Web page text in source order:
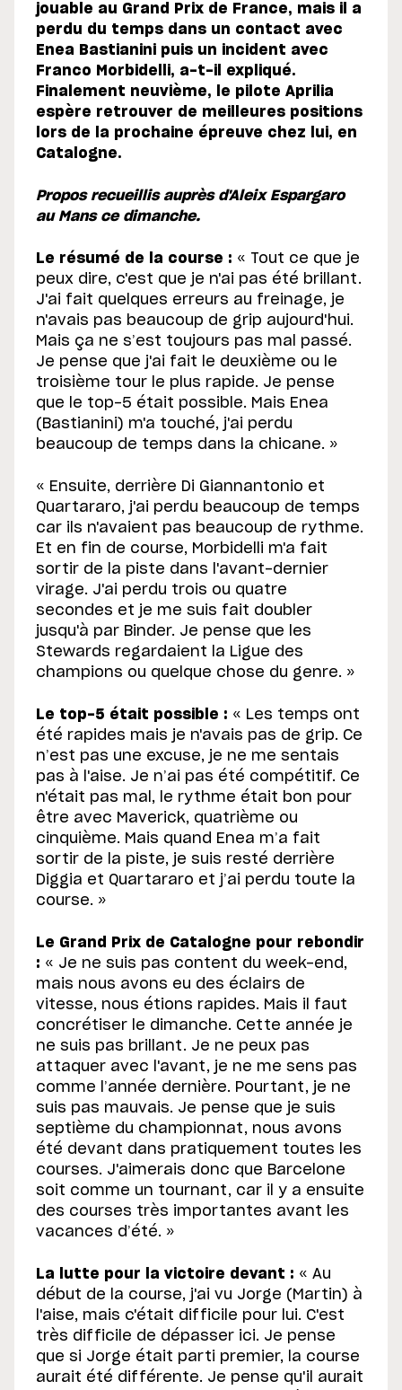
jouable au Grand Prix de France, mais il a
perdu du temps dans un contact avec
Enea Bastianini puis un incident avec
Franco Morbidelli, a-t-il expliqué.
Finalement neuvième, le pilote Aprilia
espère retrouver de meilleures positions
lors de la prochaine épreuve chez lui, en
Catalogne.
Propos recueillis auprès d'Aleix Espargaro
au Mans ce dimanche.
Le résumé de la course : « Tout ce que je
peux dire, c'est que je n'ai pas été brillant.
J'ai fait quelques erreurs au freinage, je
n'avais pas beaucoup de grip aujourd'hui.
Mais ça ne s’est toujours pas mal passé.
Je pense que j'ai fait le deuxième ou le
troisième tour le plus rapide. Je pense
que le top-5 était possible. Mais Enea
(Bastianini) m'a touché, j'ai perdu
beaucoup de temps dans la chicane. »
« Ensuite, derrière Di Giannantonio et
Quartararo, j'ai perdu beaucoup de temps
car ils n'avaient pas beaucoup de rythme.
Et en fin de course, Morbidelli m'a fait
sortir de la piste dans l'avant-dernier
virage. J'ai perdu trois ou quatre
secondes et je me suis fait doubler
jusqu'à par Binder. Je pense que les
Stewards regardaient la Ligue des
champions ou quelque chose du genre. »
Le top-5 était possible : « Les temps ont
été rapides mais je n'avais pas de grip. Ce
n’est pas une excuse, je ne me sentais
pas à l'aise. Je n’ai pas été compétitif. Ce
n'était pas mal, le rythme était bon pour
être avec Maverick, quatrième ou
cinquième. Mais quand Enea m’a fait
sortir de la piste, je suis resté derrière
Diggia et Quartararo et j’ai perdu toute la
course. »
Le Grand Prix de Catalogne pour rebondir
: « Je ne suis pas content du week-end,
mais nous avons eu des éclairs de
vitesse, nous étions rapides. Mais il faut
concrétiser le dimanche. Cette année je
ne suis pas brillant. Je ne peux pas
attaquer avec l'avant, je ne me sens pas
comme l’année dernière. Pourtant, je ne
suis pas mauvais. Je pense que je suis
septième du championnat, nous avons
été devant dans pratiquement toutes les
courses. J'aimerais donc que Barcelone
soit comme un tournant, car il y a ensuite
des courses très importantes avant les
vacances d’été. »
La lutte pour la victoire devant : « Au
début de la course, j'ai vu Jorge (Martin) à
l'aise, mais c'était difficile pour lui. C'est
très difficile de dépasser ici. Je pense
que si Jorge était parti premier, la course
aurait été différente. Je pense qu'il aurait